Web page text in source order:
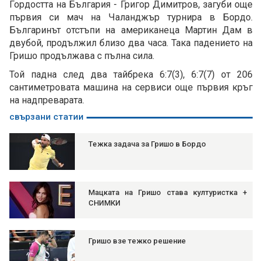
Гордостта на България - Григор Димитров, загуби още
първия си мач на Чаланджър турнира в Бордо.
Българинът отстъпи на американеца Мартин Дам в
двубой, продължил близо два часа. Така падението на
Гришо продължава с пълна сила.
Той падна след два тайбрека 6:7(3), 6:7(7) от 206
сантиметровата машина на сервиси още първия кръг
на надпреварата.
свързани статии
Тежка задача за Гришо в Бордо
Мацката на Гришо става културистка +
СНИМКИ
Гришо взе тежко решение